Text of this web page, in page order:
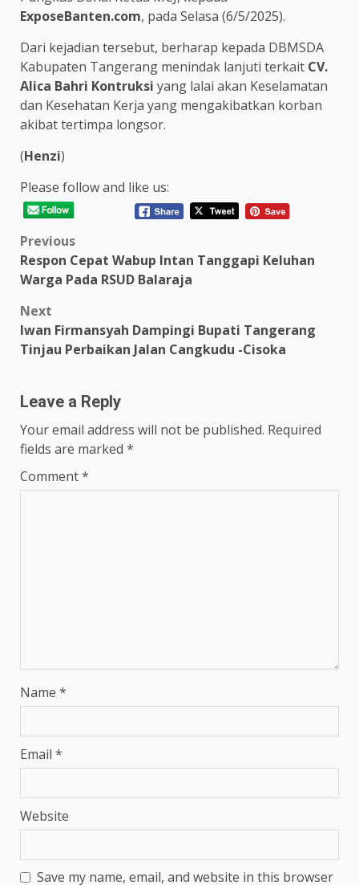
ExposeBanten.com, pada Selasa (6/5/2025).
Dari kejadian tersebut, berharap kepada DBMSDA
Kabupaten Tangerang menindak lanjuti terkait CV.
Alica Bahri Kontruksi yang lalai akan Keselamatan
dan Kesehatan Kerja yang mengakibatkan korban
akibat tertimpa longsor.
(Henzi)
Please follow and like us:
Post
navigation
Previous
Respon Cepat Wabup Intan Tanggapi Keluhan
Warga Pada RSUD Balaraja
Next
Iwan Firmansyah Dampingi Bupati Tangerang
Tinjau Perbaikan Jalan Cangkudu -Cisoka
Leave a Reply
Your email address will not be published. Required
fields are marked *
Comment*
Name *
Email *
Website
Save my name, email, and website in this browser